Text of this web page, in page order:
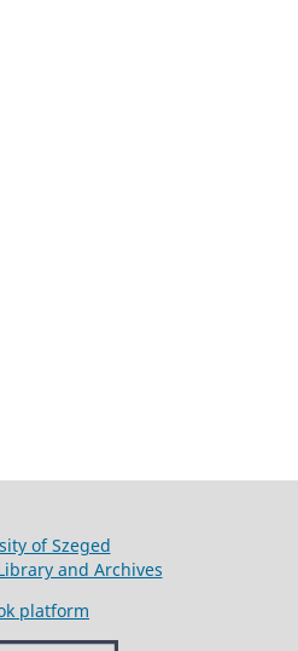
of Szeged
and Archives
platform